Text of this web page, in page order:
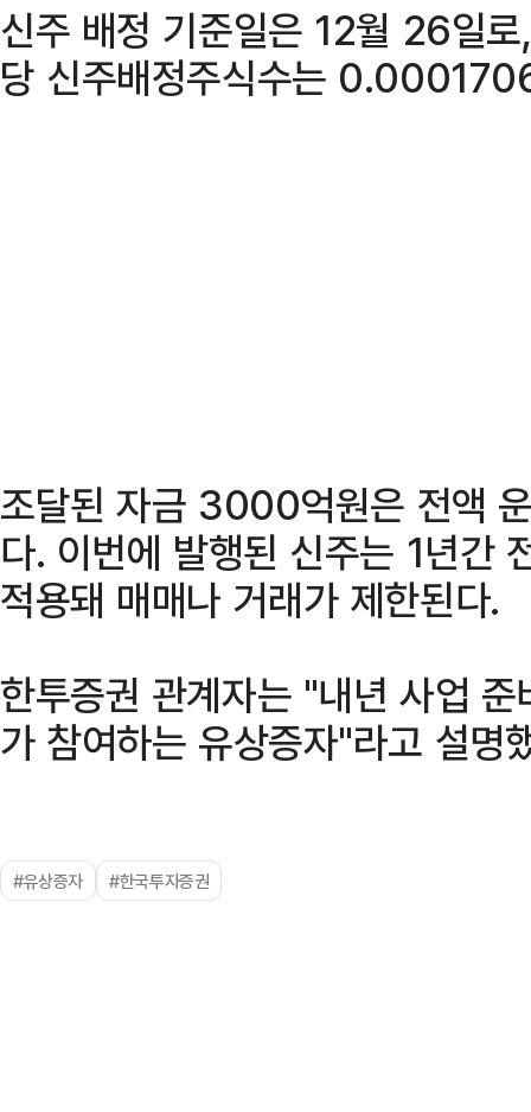
신주 배정 기준일은 12월 26일
당 신주배정주식수는
조달된 자금 3000억원은 전액
다. 이번에 발행된 신주는 1년간
적용돼 매매나 거래가 제한된다.
한투증권 관계자는 "내년 사업
가 참여하는 유상증자"라고 설명
#유상증자 #한국투자증권